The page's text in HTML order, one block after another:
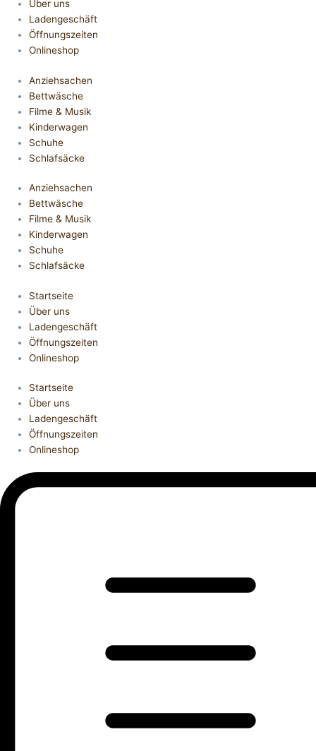
Über uns
Ladengeschäft
Öffnungszeiten
Onlineshop
Anziehsachen
Bettwäsche
Filme & Musik
Kinderwagen
Schuhe
Schlafsäcke
Anziehsachen
Bettwäsche
Filme & Musik
Kinderwagen
Schuhe
Schlafsäcke
Startseite
Über uns
Ladengeschäft
Öffnungszeiten
Onlineshop
Startseite
Über uns
Ladengeschäft
Öffnungszeiten
Onlineshop